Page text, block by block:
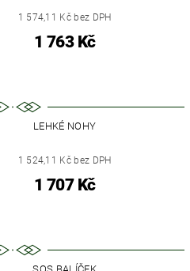
1 574,11 Kč bez DPH
1 763 Kč
LEHKÉ NOHY
1 524,11 Kč bez DPH
1 707 Kč